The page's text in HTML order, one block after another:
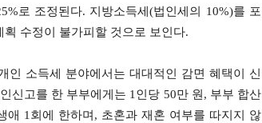
로 조정된다. 지방소득세(법인세의 10%)를 포
수정이 불가피할 것으로 보인다.
인 소득세 분야에서는 대대적인 감면 혜택이 신
신고를 한 부부에게는 1인당 50만 원, 부부 합산
애 1회에 한하며, 초혼과 재혼 여부를 따지지 않